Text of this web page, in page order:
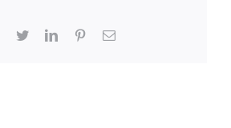
Facebook
TwitterLinkedInPinterest
E-